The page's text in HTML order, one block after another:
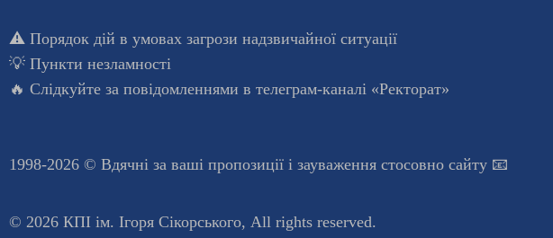
⚠️ Порядок дій в умовах загрози надзвичайної ситуації
💡 Пункти незламності
🔥 Слідкуйте за повідомленнями в телеграм-каналі «Ректорат»
1998-2026 © Вдячні за ваші пропозиції і зауваження стосовно сайту 📧
© 2026 КПІ ім. Ігоря Сікорського, All rights reserved.